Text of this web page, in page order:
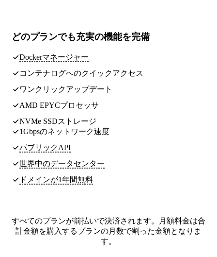
どのプランでも充実の機能を完備
Dockerマネージャー
コンテナログへのクイックアクセス
ワンクリックアップデート
AMD EPYCプロセッサ
NVMe SSDストレージ
1Gbpsのネットワーク速度
パブリックAPI
世界中のデータセンター
ドメインが1年間無料
すべてのプランが前払いで決済されます。月額料金は合
計金額を購入するプランの月数で割った金額となりま
す。